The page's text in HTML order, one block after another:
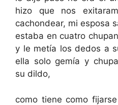
hizo que nos
cachondear, mi esposa
estaba en cuatro
y le metía los dedos a
ella solo gemía y
su dildo,
como tiene como